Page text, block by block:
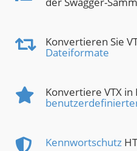
Konvertieren Sie
Dateiformate
Konvertiere VTX
Kennwortschutz